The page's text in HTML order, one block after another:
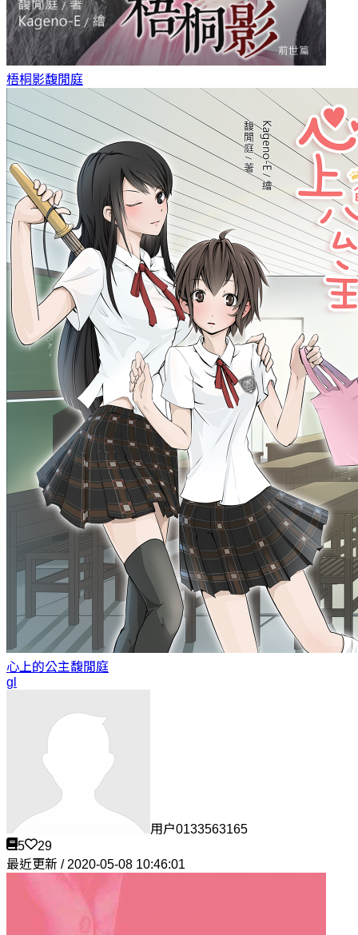
梧桐影馥閒庭
心上的公主馥閒庭
gl
用户0133563165
5
29
最近更新 / 2020-05-08 10:46:01